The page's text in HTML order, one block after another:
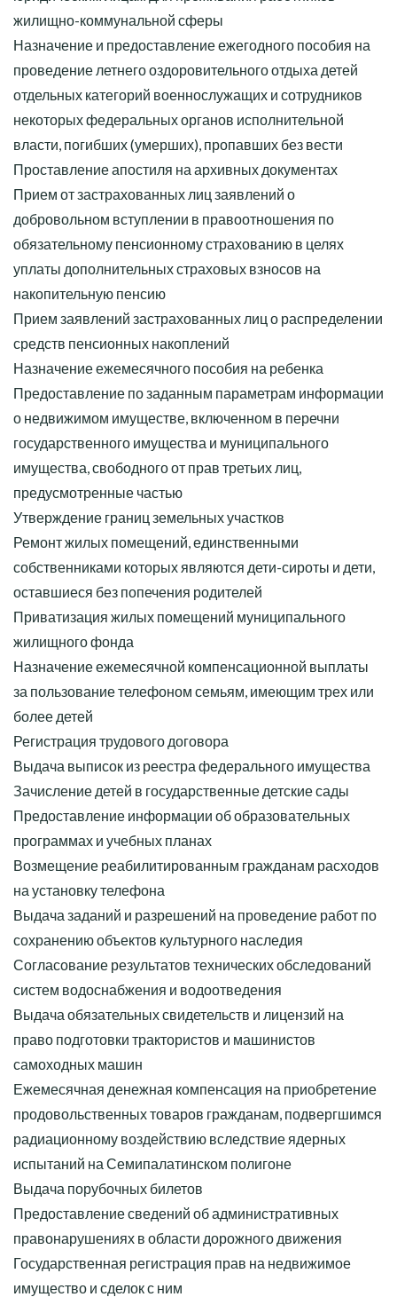
жилищно-коммунальной сферы
Назначение и предоставление ежегодного пособия на
проведение летнего оздоровительного отдыха детей
отдельных категорий военнослужащих и сотрудников
некоторых федеральных органов исполнительной
власти, погибших (умерших), пропавших без вести
Проставление апостиля на архивных документах
Прием от застрахованных лиц заявлений о
добровольном вступлении в правоотношения по
обязательному пенсионному страхованию в целях
уплаты дополнительных страховых взносов на
накопительную пенсию
Прием заявлений застрахованных лиц о распределении
средств пенсионных накоплений
Назначение ежемесячного пособия на ребенка
Предоставление по заданным параметрам информации
о недвижимом имуществе, включенном в перечни
государственного имущества и муниципального
имущества, свободного от прав третьих лиц,
предусмотренные частью
Утверждение границ земельных участков
Ремонт жилых помещений, единственными
собственниками которых являются дети-сироты и дети,
оставшиеся без попечения родителей
Приватизация жилых помещений муниципального
жилищного фонда
Назначение ежемесячной компенсационной выплаты
за пользование телефоном семьям, имеющим трех или
более детей
Регистрация трудового договора
Выдача выписок из реестра федерального имущества
Зачисление детей в государственные детские сады
Предоставление информации об образовательных
программах и учебных планах
Возмещение реабилитированным гражданам расходов
на установку телефона
Выдача заданий и разрешений на проведение работ по
сохранению объектов культурного наследия
Согласование результатов технических обследований
систем водоснабжения и водоотведения
Выдача обязательных свидетельств и лицензий на
право подготовки трактористов и машинистов
самоходных машин
Ежемесячная денежная компенсация на приобретение
продовольственных товаров гражданам, подвергшимся
радиационному воздействию вследствие ядерных
испытаний на Семипалатинском полигоне
Выдача порубочных билетов
Предоставление сведений об административных
правонарушениях в области дорожного движения
Государственная регистрация прав на недвижимое
имущество и сделок с ним